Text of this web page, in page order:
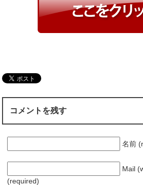
コメントを残す
名前
Mail
(required)